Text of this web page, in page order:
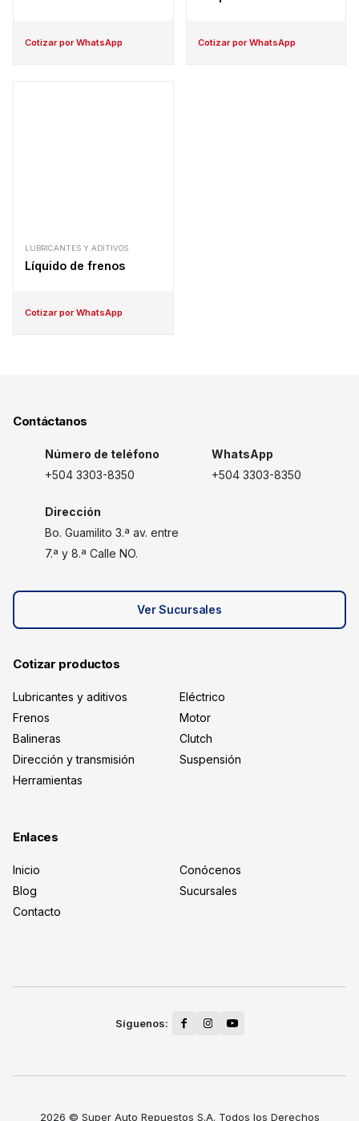
Cotizar por WhatsApp Cotizar por WhatsApp
LUBRICANTES Y ADITIVOS
Líquido de frenos
Cotizar por WhatsApp
Contáctanos
Número de teléfono
+504 3303-8350
WhatsApp
+504 3303-8350
Dirección
Bo. Guamilito 3.ª av. entre
7.ª y 8.ª Calle NO.
Ver Sucursales
Cotizar productos
Lubricantes y aditivos
Eléctrico
Frenos
Motor
Balineras
Clutch
Dirección y transmisión
Suspensión
Herramientas
Enlaces
Inicio
Conócenos
Blog
Sucursales
Contacto
2026 © Super Auto Repuestos S.A. Todos los Derechos